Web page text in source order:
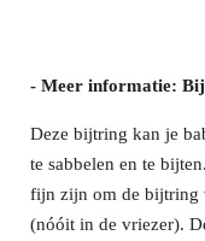
- Meer informatie:
Deze bijtring kan je
te sabbelen en te
fijn zijn om de bijtring
(nóóit in de vriezer).